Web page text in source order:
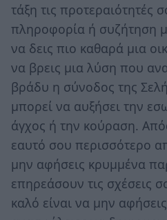
τάξη τις προτεραιότητές
πληροφορία ή συζήτηση
να δεις πιο καθαρά μια
να βρεις μια λύση που
βράδυ η σύνοδος της
μπορεί να αυξήσει την
άγχος ή την κούραση.
εαυτό σου περισσότερο
μην αφήσεις κρυμμένα
επηρεάσουν τις σχέσεις
καλό είναι να μην